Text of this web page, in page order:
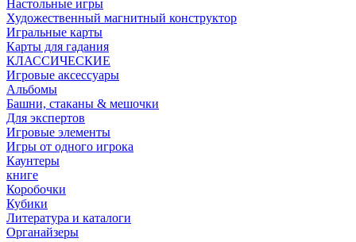
Настольные игры
Художественный магнитный конструктор
Игральные карты
Карты для гадания
КЛАССИЧЕСКИЕ
Игровые аксессуары
Альбомы
Башни, стаканы & мешочки
Для экспертов
Игровые элементы
Игры от одного игрока
Каунтеры
книге
Коробочки
Кубики
Литература и каталоги
Органайзеры